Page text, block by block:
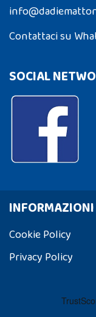
Contattaci su
SOCIAL
Cookie Policy
Privacy Policy